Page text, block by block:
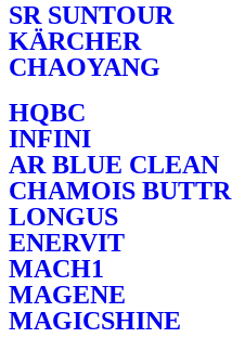
SR SUNTOUR
KÄRCHER
CHAOYANG
HQBC
INFINI
AR BLUE CLEAN
CHAMOIS BUTTR
LONGUS
ENERVIT
MACH1
MAGENE
MAGICSHINE